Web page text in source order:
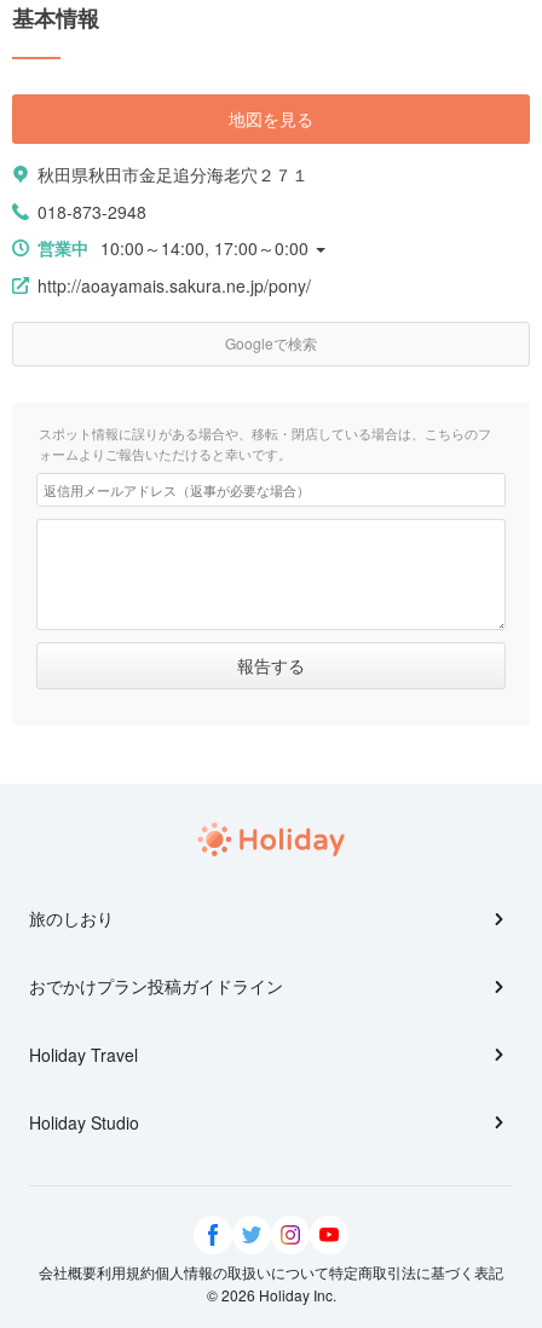
基本情報
地図を見る
秋田県秋田市金足追分海老穴２７１
018-873-2948
営業中 10:00～14:00, 17:00～0:00
http://aoayamais.sakura.ne.jp/pony/
Googleで検索
スポット情報に誤りがある場合や、移転・閉店している場合は、こちらのフ
ォームよりご報告いただけると幸いです。
旅のしおり
おでかけプラン投稿ガイドライン
Holiday Travel
Holiday Studio
会社概要利用規約個人情報の取扱いについて特定商取引法に基づく表記
© 2026 Holiday Inc.